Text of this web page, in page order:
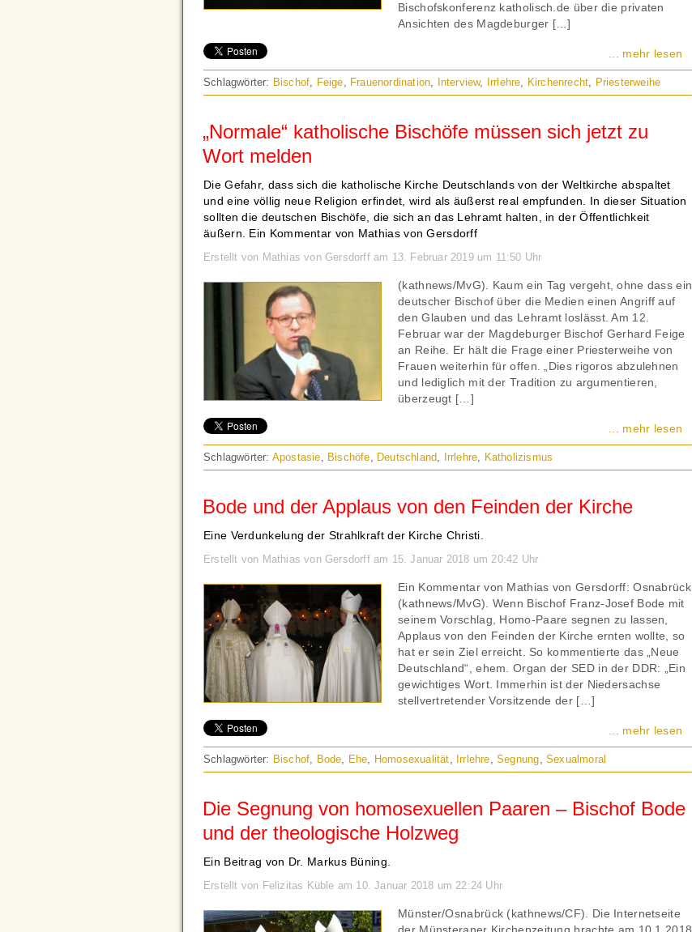
Bischofskonferenz katholisch.de über die privaten
Ansichten des Magdeburger […]
... mehr lesen
Schlagwörter: Bischof, Feige, Frauenordination, Interview, Irrlehre, Kirchenrecht, Priesterweihe
„Normale“ katholische Bischöfe müssen sich jetzt zu
Wort melden
Die Gefahr, dass sich die katholische Kirche Deutschlands von der Weltkirche abspaltet
und eine völlig neue Religion erfindet, wird als äußerst real empfunden. In dieser Situation
sollten die deutschen Bischöfe, die sich an das Lehramt halten, in der Öffentlichkeit
äußern. Ein Kommentar von Mathias von Gersdorff
Erstellt von Mathias von Gersdorff am 13. Februar 2019 um 11:50 Uhr
(kathnews/MvG). Kaum ein Tag vergeht, ohne dass ein
deutscher Bischof über die Medien einen Angriff auf
den Glauben und das Lehramt loslässt. Am 12.
Februar war der Magdeburger Bischof Gerhard Feige
an Reihe. Er hält die Frage einer Priesterweihe von
Frauen weiterhin für offen. „Dies rigoros abzulehnen
und lediglich mit der Tradition zu argumentieren,
überzeugt […]
... mehr lesen
Schlagwörter: Apostasie, Bischöfe, Deutschland, Irrlehre, Katholizismus
Bode und der Applaus von den Feinden der Kirche
Eine Verdunkelung der Strahlkraft der Kirche Christi.
Erstellt von Mathias von Gersdorff am 15. Januar 2018 um 20:42 Uhr
Ein Kommentar von Mathias von Gersdorff: Osnabrück
(kathnews/MvG). Wenn Bischof Franz-Josef Bode mit
seinem Vorschlag, Homo-Paare segnen zu lassen,
Applaus von den Feinden der Kirche ernten wollte, so
hat er sein Ziel erreicht. So kommentierte das „Neue
Deutschland“, ehem. Organ der SED in der DDR: „Ein
gewichtiges Wort. Immerhin ist der Niedersachse
stellvertretender Vorsitzende der […]
... mehr lesen
Schlagwörter: Bischof, Bode, Ehe, Homosexualität, Irrlehre,Segnung, Sexualmoral
Die Segnung von homosexuellen Paaren – Bischof Bode
und der theologische Holzweg
Ein Beitrag von Dr. Markus Büning.
Erstellt von Felizitas Küble am 10. Januar 2018 um 22:24 Uhr
Münster/Osnabrück (kathnews/CF). Die Internetseite